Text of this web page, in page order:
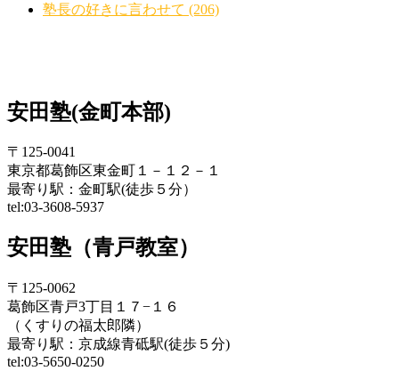
塾長の好きに言わせて (206)
安田塾(金町本部)
〒125-0041
東京都葛飾区東金町１－１２－１
最寄り駅：金町駅(徒歩５分）
tel:03-3608-5937
安田塾（青戸教室）
〒125-0062
葛飾区青戸3丁目１７−１６
（くすりの福太郎隣）
最寄り駅：京成線青砥駅(徒歩５分)
tel:03-5650-0250